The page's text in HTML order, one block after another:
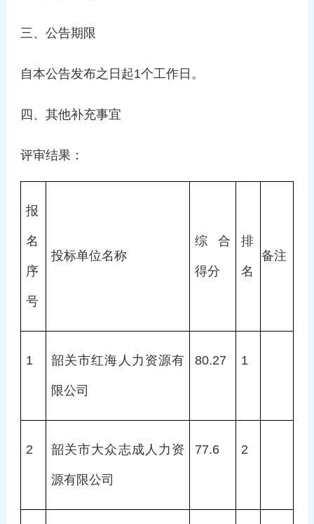
三、公告期限
自本公告发布之日起1个工作日。
四、其他补充事宜
评审结果：
报
名
序
号
投标单位名称
综合
得分
排
名
备注
1 韶关市红海人力资源有
限公司
80.27 1
2 韶关市大众志成人力资
源有限公司
77.6 2